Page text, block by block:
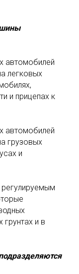
автомобилей
легковых
и прицепах к
автомобилей
грузовых
и
и в